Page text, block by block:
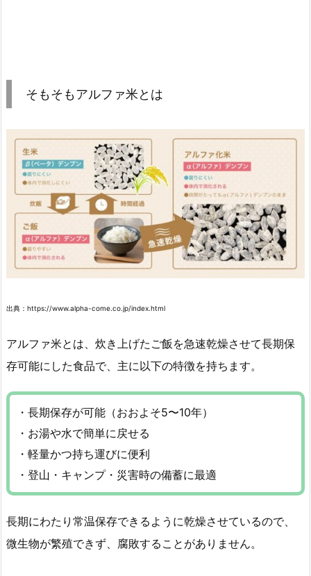
そもそもアルファ米とは
出典：https://www.alpha-come.co.jp/index.html
アルファ米とは、炊き上げたご飯を急速乾燥させて長期保
存可能にした食品で、主に以下の特徴を持ちます。
・長期保存が可能（おおよそ5〜10年）
・お湯や水で簡単に戻せる
・軽量かつ持ち運びに便利
・登山・キャンプ・災害時の備蓄に最適
長期にわたり常温保存できるように乾燥させているので、
微生物が繁殖できず、腐敗することがありません。